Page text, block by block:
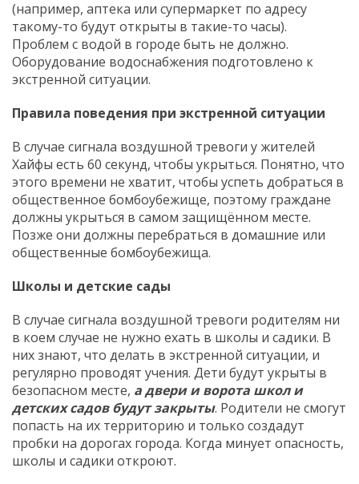
(например, аптека или супермаркет по адресу
такому-то будут открыты в такие-то часы).
Проблем с водой в городе быть не должно.
Оборудование водоснабжения подготовлено к
экстренной ситуации.
Правила поведения при экстренной ситуации
В случае сигнала воздушной тревоги у жителей
Хайфы есть 60 секунд, чтобы укрыться. Понятно, что
этого времени не хватит, чтобы успеть добраться в
общественное бомбоубежище, поэтому граждане
должны укрыться в самом защищённом месте.
Позже они должны перебраться в домашние или
общественные бомбоубежища.
Школы и детские сады
В случае сигнала воздушной тревоги родителям ни
в коем случае не нужно ехать в школы и садики. В
них знают, что делать в экстренной ситуации, и
регулярно проводят учения. Дети будут укрыты в
безопасном месте, а двери и ворота школ и
детских садов будутзакрыты. Родители не смогут
попасть на их территорию и только создадут
пробки на дорогах города. Когда минует опасность,
школы и садики откроют.